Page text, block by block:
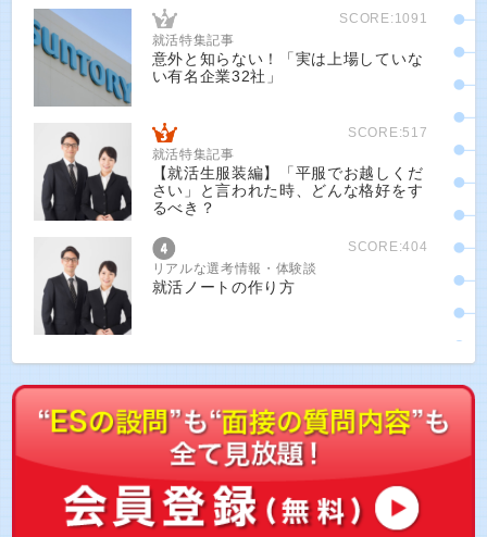
SCORE:1091
就活特集記事
意外と知らない！「実は上場していな
い有名企業32社」
SCORE:517
就活特集記事
【就活生服装編】「平服でお越しくだ
さい」と言われた時、どんな格好をす
るべき？
SCORE:404
リアルな選考情報・体験談
就活ノートの作り方